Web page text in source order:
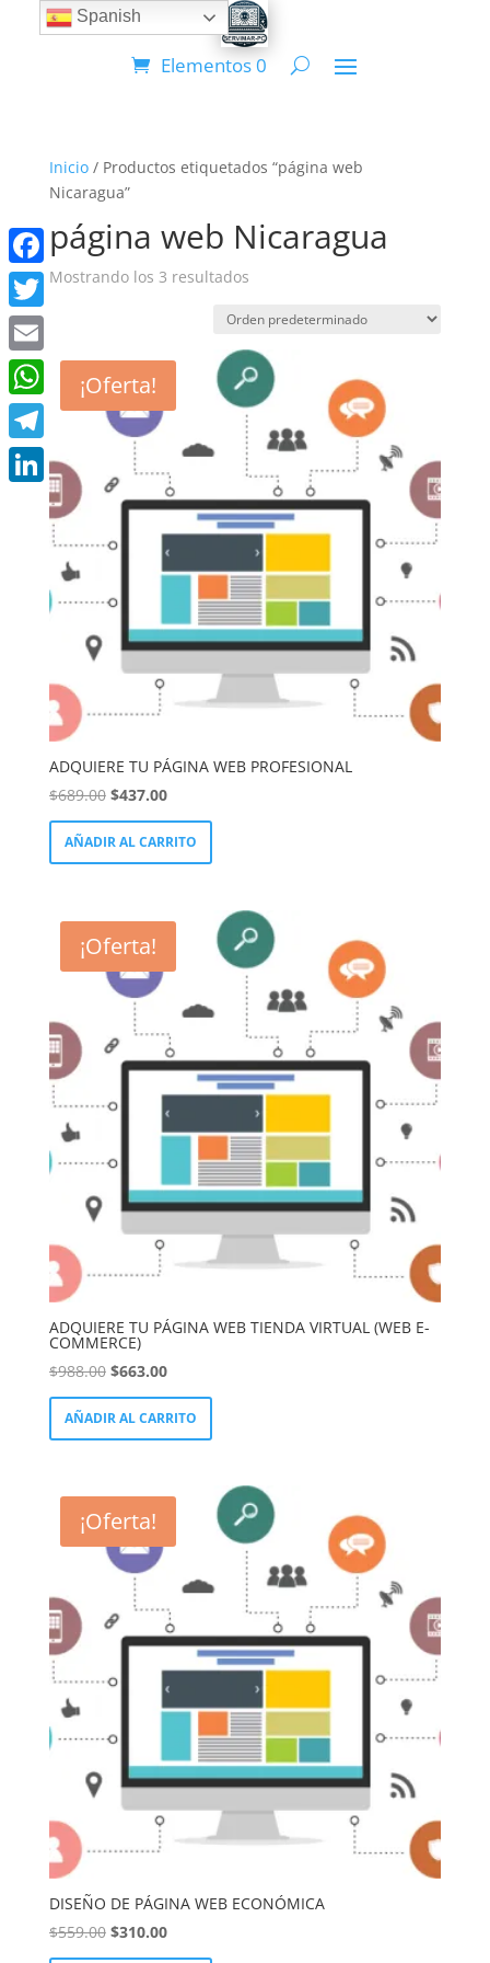
Elementos 0
Inicio/ Productos etiquetados “página web
Nicaragua”
página web Nicaragua
Mostrando los 3 resultados
¡Oferta!
ADQUIERE TU PÁGINA WEB PROFESIONAL
$689.00 El
precio
original
era:
$437.00El
precio
actual
es:
AÑADIR AL CARRITO
¡Oferta!
ADQUIERE TU PÁGINA WEB TIENDA VIRTUAL (WEB E-
COMMERCE)
$988.00 El
precio
original
era:
$663.00El
precio
actual
es:
AÑADIR AL CARRITO
¡Oferta!
DISEÑO DE PÁGINA WEB ECONÓMICA
$559.00 El
precio
$310.00El
precio
Facebook
Twitter
Email
WhatsApp
Telegram
LinkedIn
Spanish